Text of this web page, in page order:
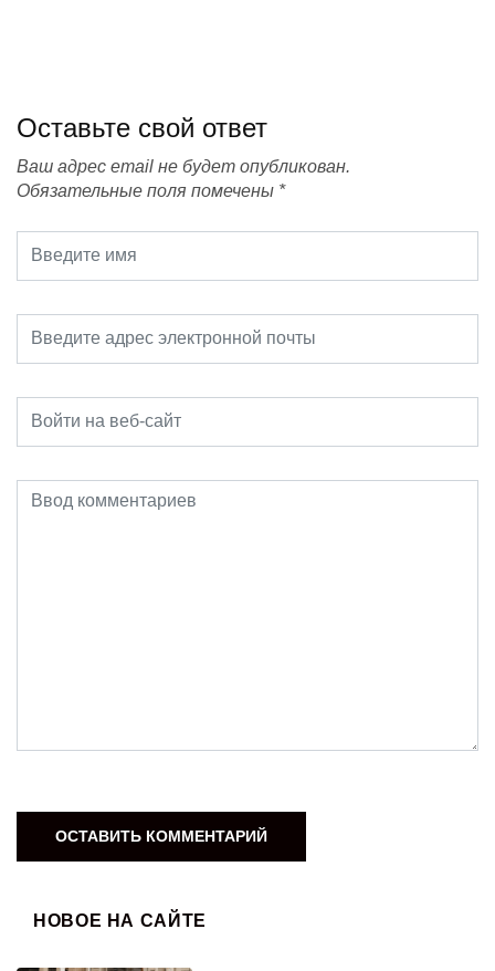
Оставьте свой ответ
Ваш адрес email не будет опубликован.
Обязательные поля помечены *
НОВОЕ НА САЙТЕ